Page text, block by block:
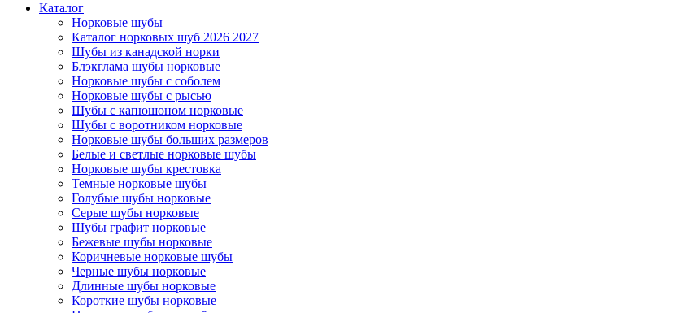
Каталог
Норковые шубы
Каталог норковых шуб 2026 2027
Шубы из канадской норки
Блэкглама шубы норковые
Норковые шубы с соболем
Норковые шубы с рысью
Шубы с капюшоном норковые
Шубы с воротником норковые
Норковые шубы больших размеров
Белые и светлые норковые шубы
Норковые шубы крестовка
Темные норковые шубы
Голубые шубы норковые
Серые шубы норковые
Шубы графит норковые
Бежевые шубы норковые
Коричневые норковые шубы
Черные шубы норковые
Длинные шубы норковые
Короткие шубы норковые